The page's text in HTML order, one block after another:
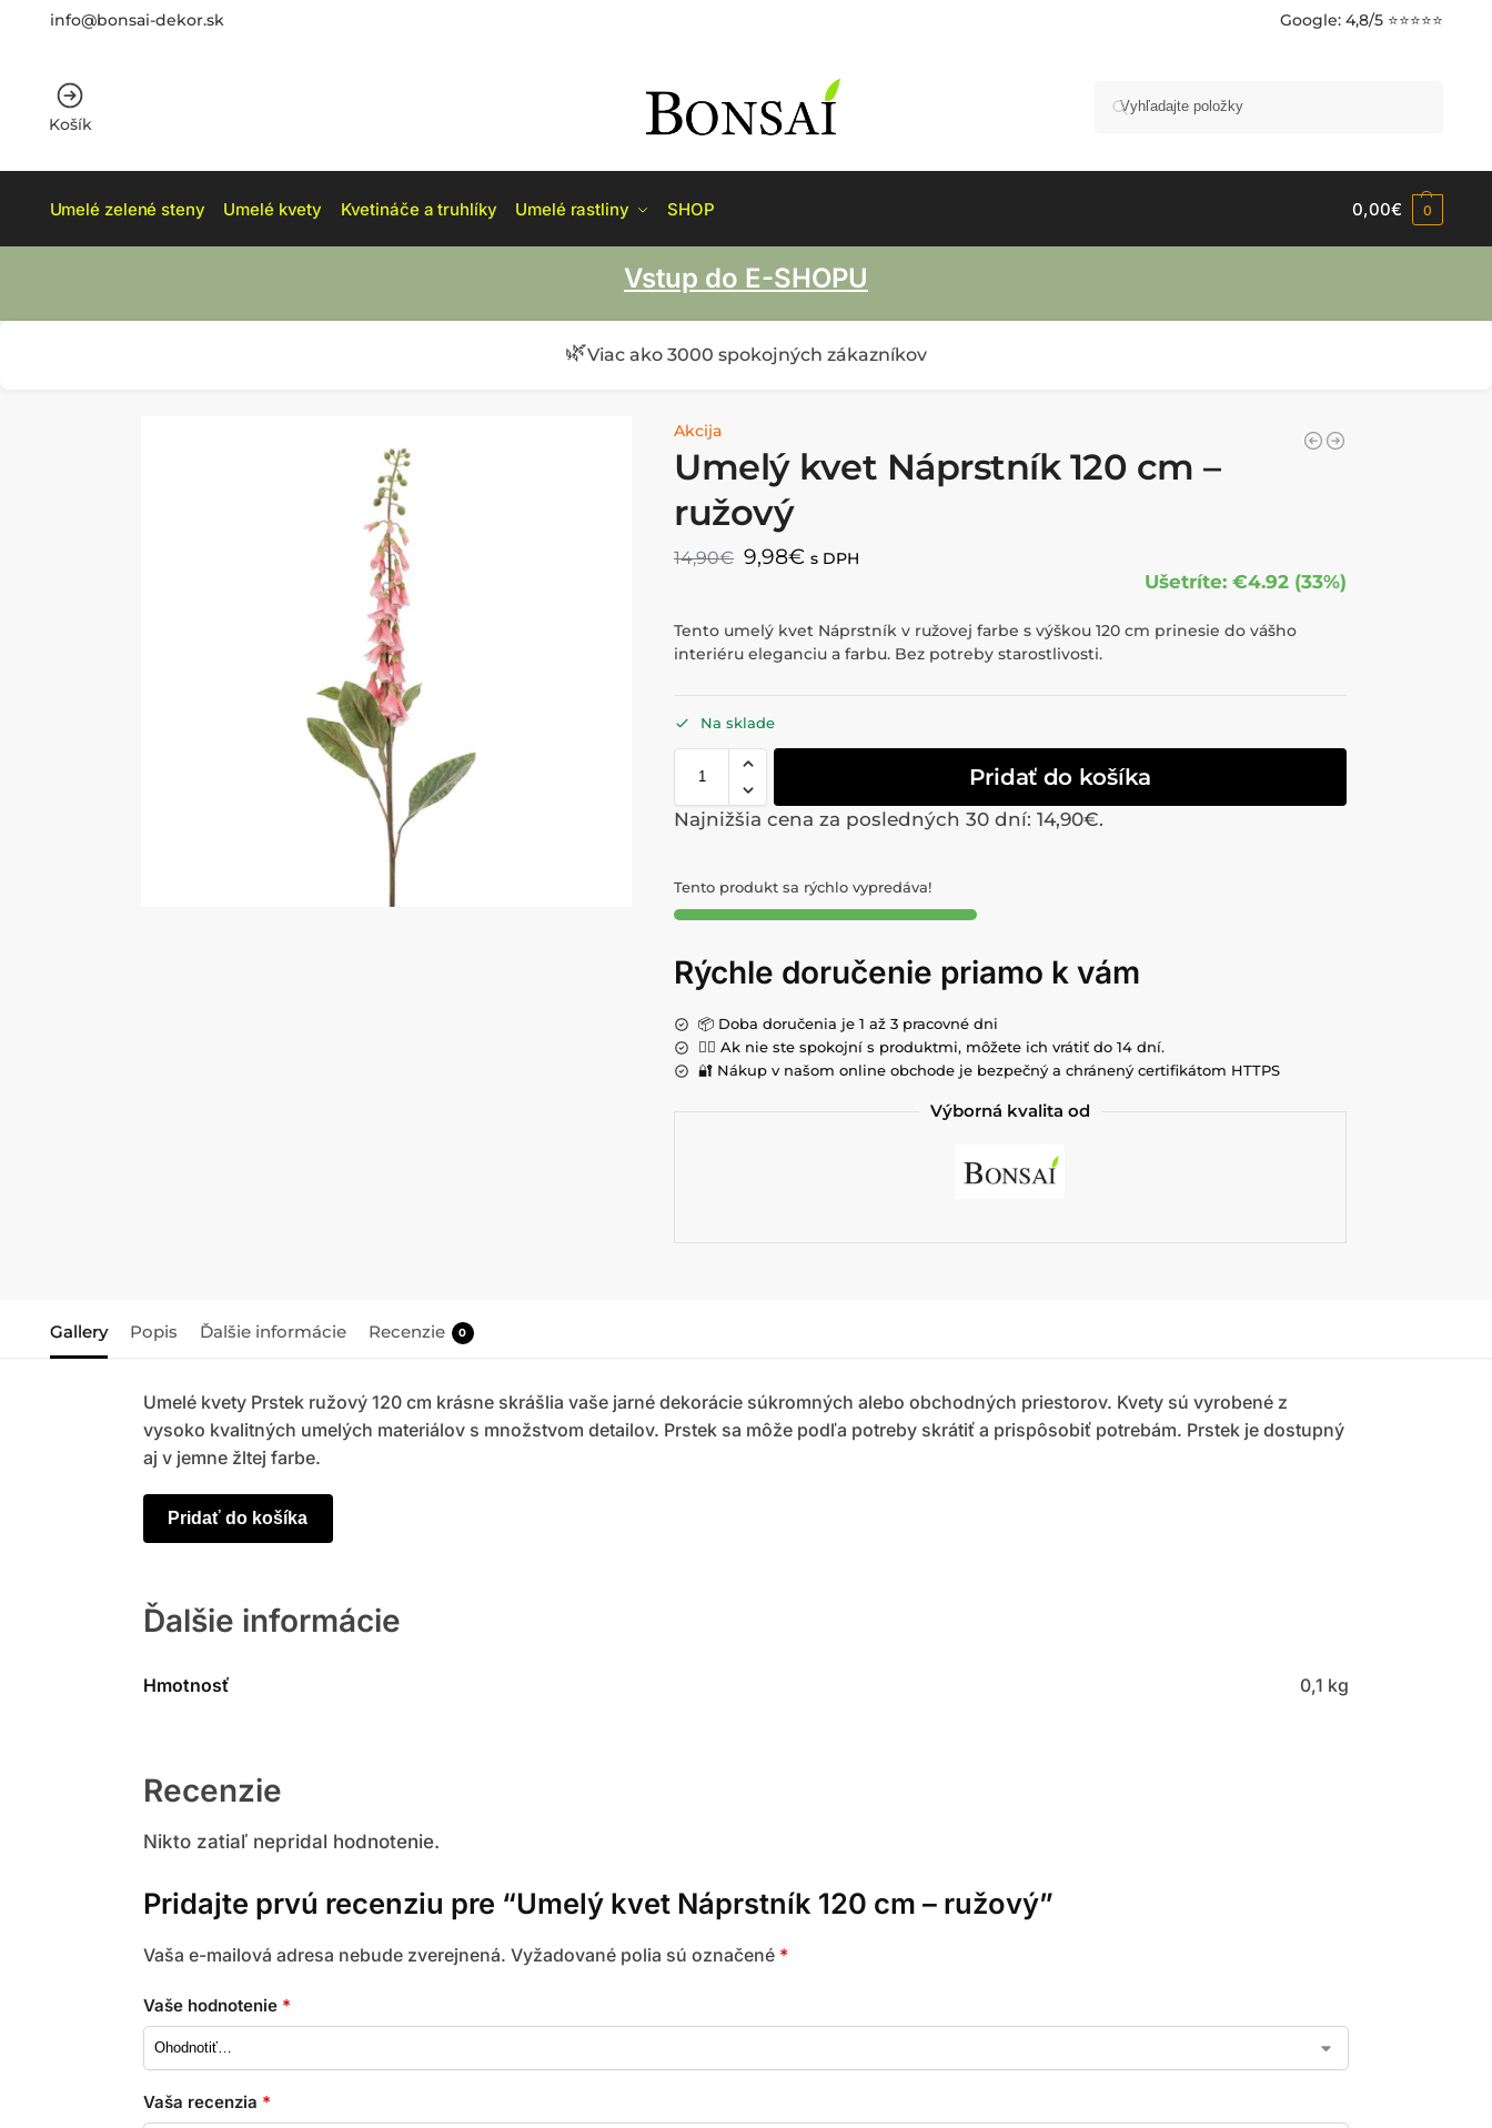
info@bonsai-dekor.sk Google: 4,8/5 ⭐⭐⭐⭐⭐
Košík
Umelé zelené steny Umelé kvety Kvetináče a truhlíky Umelé rastliny SHOP 0,00€ 0
Vstup do E-SHOPU
🌿Viac ako 3000 spokojných zákazníkov
Akcija
Umelý kvet Náprstník 120 cm –
ružový
14,90€ 9,98€ s DPH
Ušetríte: €4.92 (33%)
Tento umelý kvet Náprstník v ružovej farbe s výškou 120 cm prinesie do vášho
interiéru eleganciu a farbu. Bez potreby starostlivosti.
Na sklade
Pridať do košíka
Najnižšia cena za posledných 30 dní:14,90€.
Tento produkt sa rýchlo vypredáva!
Rýchle doručenie priamo k vám
📦 Doba doručenia je 1 až 3 pracovné dni
💁‍♀️ Ak nie ste spokojní s produktmi, môžete ich vrátiť do 14 dní.
🔐 Nákup v našom online obchode je bezpečný a chránený certifikátom HTTPS
Výborná kvalita od
Gallery Popis Ďalšie informácie Recenzie 0
Umelé kvety Prstek ružový 120 cm krásne skrášlia vaše jarné dekorácie súkromných alebo obchodných priestorov. Kvety sú vyrobené z
vysoko kvalitných umelých materiálov s množstvom detailov. Prstek sa môže podľa potreby skrátiť a prispôsobiť potrebám. Prstek je dostupný
aj v jemne žltej farbe.
Pridať do košíka
Ďalšie informácie
Hmotnosť 0,1 kg
Recenzie
Nikto zatiaľ nepridal hodnotenie.
Pridajte prvú recenziu pre “Umelý kvet Náprstník 120 cm – ružový”
Vaša e-mailová adresa nebude zverejnená. Vyžadované polia sú označené *
Vaše hodnotenie *
Vaša recenzia *